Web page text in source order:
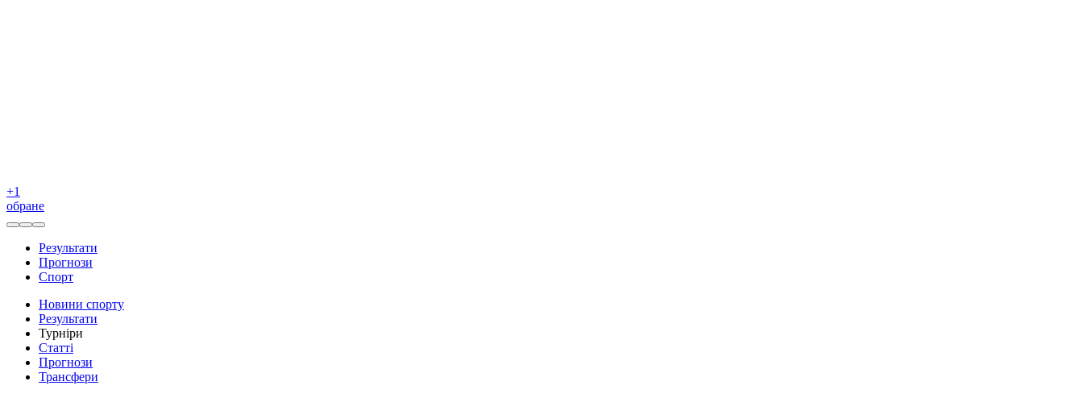
+1
обране
Результати
Прогнози
Спорт
Новини спорту
Результати
Турніри
Статті
Прогнози
Трансфери